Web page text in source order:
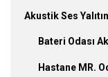
Akustik Ses
Bateri Odası
Hastane MR.